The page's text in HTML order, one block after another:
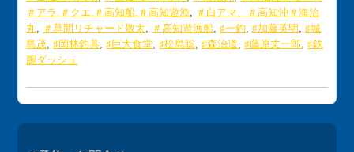
＃アラ.＃クエ.＃高知船.＃高知遊漁, ＃白アマ、＃高知沖＃海治
丸, ＃草間リチャード敬太, ＃高知遊漁船,♯一釣,♯加藤英明 ,♯城
島茂,♯岡林釣具,♯巨大食堂,♯松島聡,♯森治道,♯藤原丈一郎,♯鉄
腕ダッシュ